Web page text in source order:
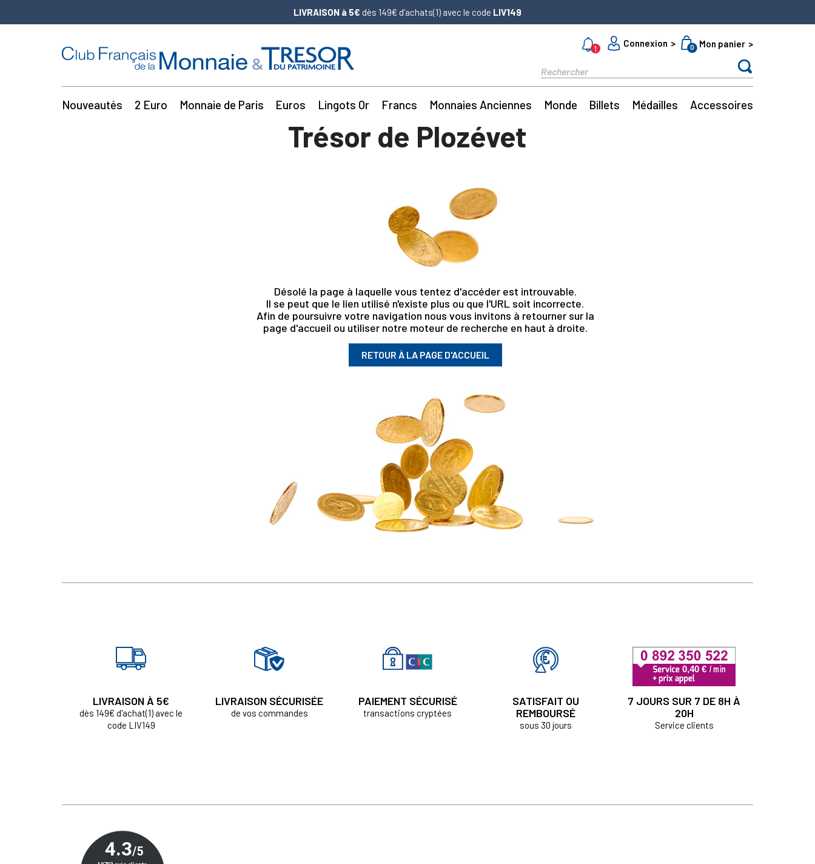
LIVRAISON à 5€ dès 149€ d’achats(1) avec le code LIV149
1
Connexion 0 Mon panier
Nouveautés 2 Euro Monnaie de Paris Euros Lingots Or Francs Monnaies Anciennes Monde Billets Médailles Accessoires
Trésor de Plozévet
Désolé la page à laquelle vous tentez d'accéder est introuvable.
Il se peut que le lien utilisé n'existe plus ou que l'URL soit incorrecte.
Afin de poursuivre votre navigation nous vous invitons à retourner sur la
page d'accueil ou utiliser notre moteur de recherche en haut à droite.
RETOUR À LA PAGE D'ACCUEIL
LIVRAISON À 5€
dès 149€ d'achat(1) avec le
code LIV149
LIVRAISON SÉCURISÉE
de vos commandes
PAIEMENT SÉCURISÉ
transactions cryptées
SATISFAIT OU
REMBOURSÉ
sous 30 jours
7 JOURS SUR 7 DE 8H À
20H
Service clients